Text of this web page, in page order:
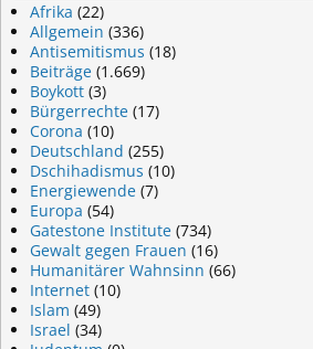
Afrika (22)
Allgemein (336)
Antisemitismus (18)
Beiträge (1.669)
Boykott (3)
Bürgerrechte (17)
Corona (10)
Deutschland (255)
Dschihadismus (10)
Energiewende (7)
Europa (54)
Gatestone Institute (734)
Gewalt gegen Frauen (16)
Humanitärer Wahnsinn (66)
Internet (10)
Islam (49)
Israel (34)